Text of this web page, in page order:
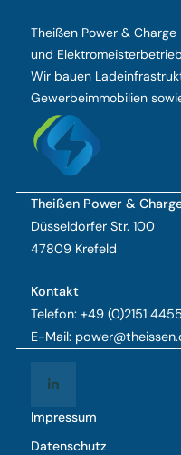
Theißen Power &
und
Wir bauen
Gewerbeimmobilien
Theißen Power &
Düsseldorfer Str. 100
47809 Krefeld
Kontakt
Telefon: +49 (0)2151
E-Mail:
Impressum
Datenschutz